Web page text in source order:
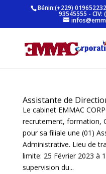
Bénin:(+229)
93545555 - CIV:
Assistante de
Le cabinet EMMAC
recrutement, formation,
pour sa filiale une (01)
Administrative. Lieu de
limite: 25 Février 2023 à
supervision du...